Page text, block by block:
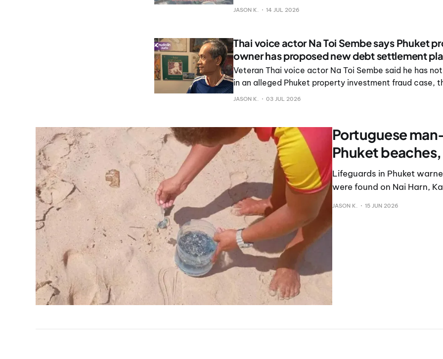
authorities target completion by March 2027.
JASON K. 14 JUL 2026
Thai voice actor Na Toi Sembe says Phuket
owner has proposed new debt settlement
Veteran Thai voice actor Na Toi Sembe said he has
in an alleged Phuket property investment fraud case,
owner has proposed a new debt settlement plan.
JASON K. 03 JUL 2026
Portuguese
Phuket
Lifeguards in Phuket
were found on Nai Harn,
JASON K. 15 JUN 2026